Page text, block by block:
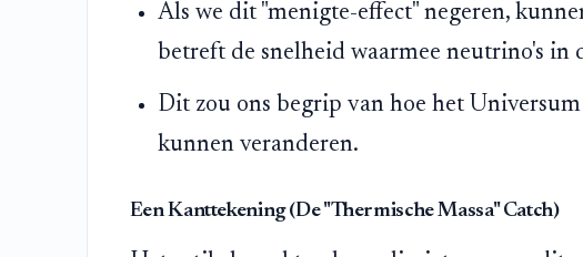
Als we dit "menigte-effect" negeren,
betreft de snelheid waarmee neutrino's in
Dit zou ons begrip van hoe het
kunnen veranderen.
Een Kanttekening (De "Thermische Massa" Catch)